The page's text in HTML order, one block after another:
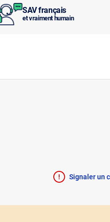
SAV français
et vraiment humain
Signaler un